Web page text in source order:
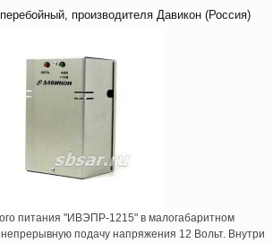
производителя Давикон (Россия)
питания "ИВЭПР-1215" в малогабаритном
подачу напряжения 12 Вольт. Внутри